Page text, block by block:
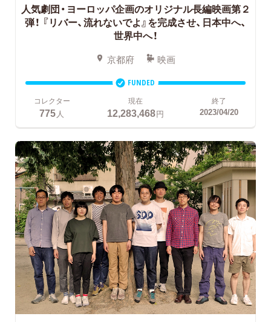
人気劇団・ヨーロッパ企画のオリジナル長編映画第２
弾！ 『リバー、流れないでよ』を完成させ、日本中へ、
世界中へ！
京都府 映画
FUNDED
コレクター
775 人
現在
12,283,468円
終了
2023/04/20